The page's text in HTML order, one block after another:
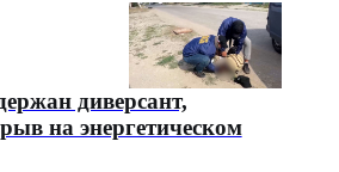
диверсант,
на энергетическом